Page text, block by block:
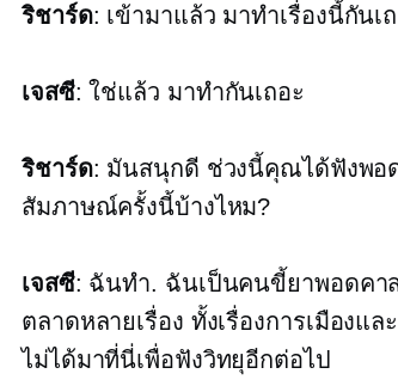
ริชาร์ด: เข้ามาแล้ว มาทำเรื่องนี้กันเ
เจสซี: ใช่แล้ว มาทำกันเถอะ
ริชาร์ด: มันสนุกดี ช่วงนี้คุณได้ฟังพอ
สัมภาษณ์ครั้งนี้บ้างไหม?
เจสซี: ฉันทำ. ฉันเป็นคนขี้ยาพอดคา
ตลาดหลายเรื่อง ทั้งเรื่องการเมือง
ไม่ได้มาที่นี่เพื่อฟังวิทยุอีกต่อไป